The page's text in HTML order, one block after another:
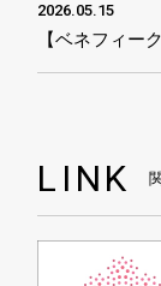
2026.05.15
【ベネフィー
LINK